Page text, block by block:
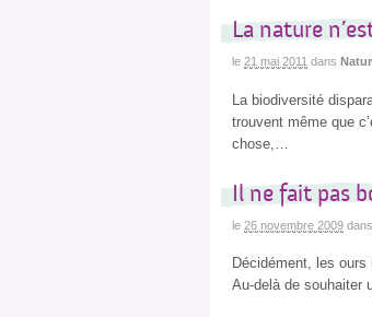
La nature
le 21 mai 2011 dans
La biodiversité
trouvent même que
chose,…
Il ne fait pas
le 26 novembre 2009 dans
Décidément, les ours
Au-delà de souhaiter